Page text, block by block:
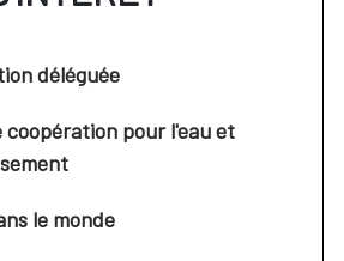
déléguée
coopération pour l'eau et
le monde